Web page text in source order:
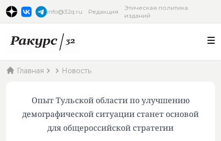
info@32q.ru Редакция
Этическая политика
изданий
Главная Новость
Опыт Тульской области по улучшению
демографической ситуации станет основой
для общероссийской стратегии